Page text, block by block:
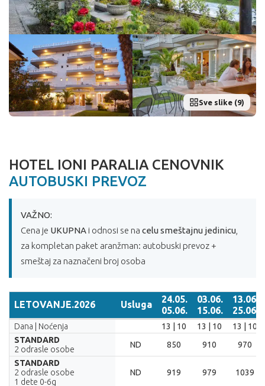
Sve slike (9)
HOTEL IONI PARALIA CENOVNIK
AUTOBUSKI PREVOZ
VAŽNO:
Cena je UKUPNA i odnosi se na celu smeštajnu jedinicu
za kompletan paket aranžman: autobuski prevoz +
smeštaj za naznačeni broj osoba
LETOVANJE.2026 Usluga
24.05.
05.06.
03.06.
15.06.
13.06.
25.06.
LETOVANJE.2026
24.05.
05.06.
03.06.
15.06.
13.06.
25.06.
Dana | Noćenja 13 | 10 13 | 10
13 | 10
STANDARD
2 odrasle osobe
ND 850 910
970
STANDARD
2 odrasle osobe
1 dete 0-6g
ND 919 979 1039